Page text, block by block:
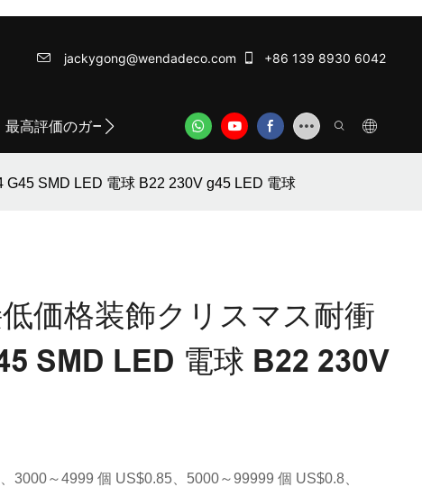
jackygong@wendadeco.com​​​​​​​ +86 139 8930 6042
最高評価のガーランドライト ODM/OEM SERVICE
SMD LED 電球 B22 230V g45 LED 電球
価格装飾クリスマス耐衝
SMD LED 電球 B22 230V
3000～4999 個 US$0.85、5000～99999 個 US$0.8、